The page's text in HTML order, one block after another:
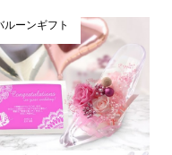
ルーンギフト